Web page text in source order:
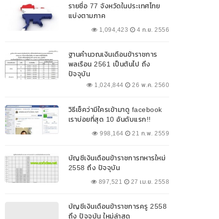
รายชื่อ 77 จังหวัดในประเทศไทย
แบ่งตามภาค
1,094,423 4 ก.ย. 2556
ฐานคำนวณเงินเดือนข้าราชการ
พลเรือน 2561 เป็นต้นไป ถึง
ปัจจุบัน
1,024,844 26 พ.ค. 2560
วิธีเช็คว่ามีใครเข้ามาดู facebook
เราบ่อยที่สุด 10 อันดับแรก!!
998,164 21 ก.พ. 2559
บัญชีเงินเดือนข้าราชการทหารใหม่
2558 ถึง ปัจจุบัน
897,521 27 เม.ย. 2558
บัญชีเงินเดือนข้าราชการครู 2558
ถึง ปัจจุบัน ใหม่ล่าสุด